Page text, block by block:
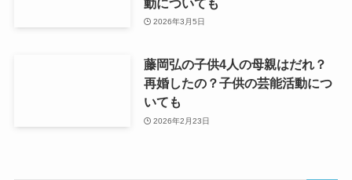
動についても
2026年3月5日
藤岡弘の子供4人の母親はだれ？
再婚したの？子供の芸能活動につ
いても
2026年2月23日